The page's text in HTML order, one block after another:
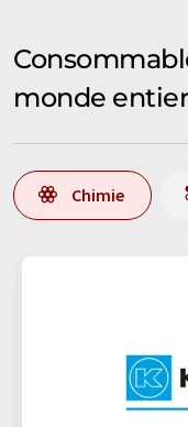
monde
Chimie